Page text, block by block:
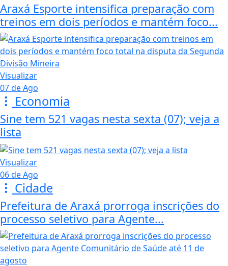
Araxá Esporte intensifica preparação com
treinos em dois períodos e mantém foco...
Visualizar
07 de Ago
Economia
Sine tem 521 vagas nesta sexta (07); veja a
lista
Visualizar
06 de Ago
Cidade
Prefeitura de Araxá prorroga inscrições do
processo seletivo para Agente...